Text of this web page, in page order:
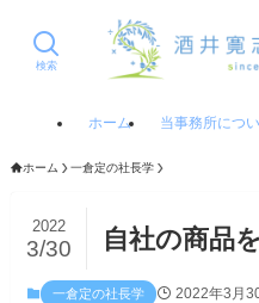
検索
ホーム 当事務所につ
ホーム 一倉定の社長学
自社の商品
2022
3/30
一倉定の社長学 2022年3月